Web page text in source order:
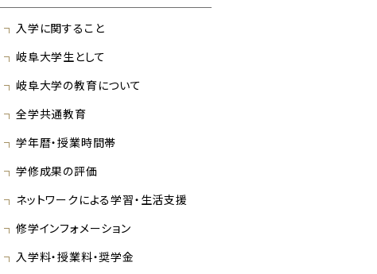
入学に関すること
岐阜大学生として
岐阜大学の教育について
全学共通教育
学年暦・授業時間帯
学修成果の評価
ネットワークによる学習・生活支援
修学インフォメーション
入学料・授業料・奨学金